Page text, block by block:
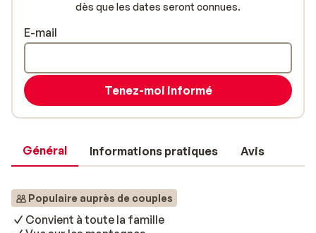
Général Informations pratiques Avis
Populaire auprès de couples
Convient à toute la famille
dès que les dates seront connues.
E-mail
Tenez-moi informé